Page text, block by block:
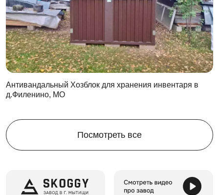
небольшие предметы, так и более крупные.
Полки для хранения имеет сплошную поверхность
Компактность - благодаря установке в угол стеллаж
не занимает много места
Систему можно крепитьдаже не на капитальные
стены
Антивандальный Хозблок для хранения инвентаря в
д.Филенино, МО
Посмотреть все